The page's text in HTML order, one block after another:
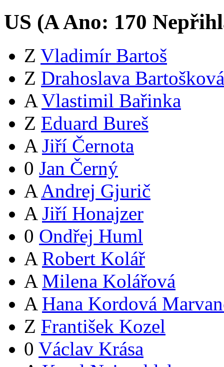
US (AAno: 170
Z Vladimír Bartoš
Z Drahoslava Bartošková
A Vlastimil Bařinka
Z Eduard Bureš
A Jiří Černota
0 Jan Černý
A Andrej Gjurič
A Jiří Honajzer
0 Ondřej Huml
A Robert Kolář
A Milena Kolářová
A Hana Kordová
Z František Kozel
0 Václav Krása